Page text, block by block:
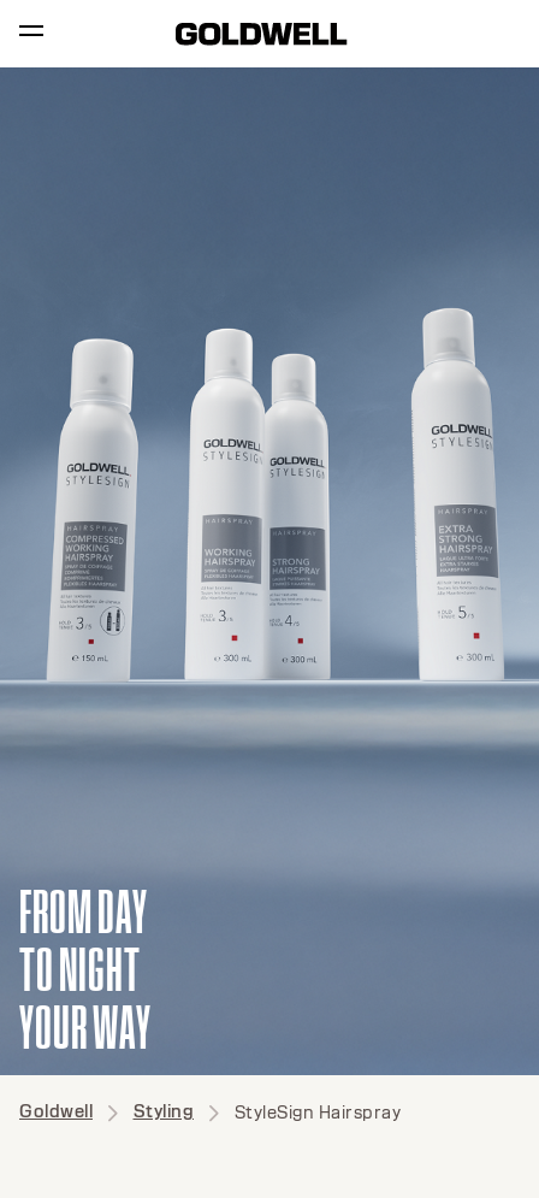
FROM DAY
TO NIGHT
YOUR WAY
Goldwell Styling StyleSign Hairspray